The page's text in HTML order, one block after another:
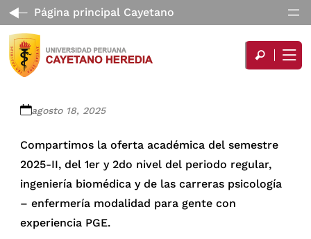
Página principal Cayetano
agosto 18, 2025
Compartimos la oferta académica del semestre
2025-II, del 1er y 2do nivel del periodo regular,
ingeniería biomédica y de las carreras psicología
– enfermería modalidad para gente con
experiencia PGE.